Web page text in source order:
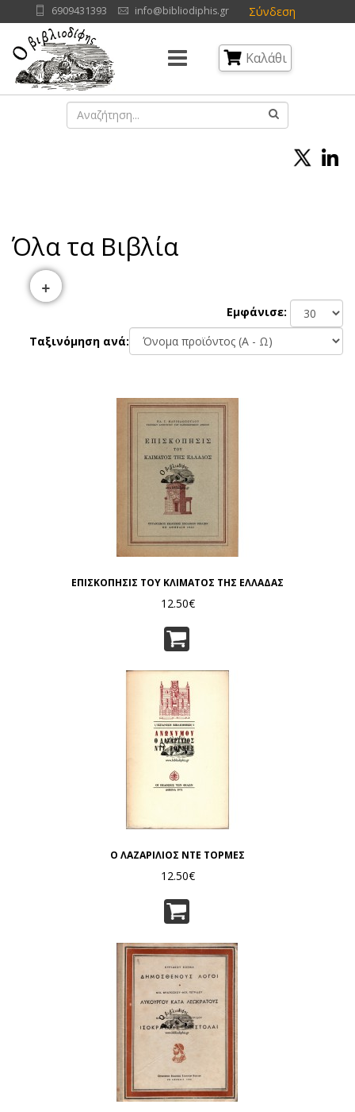
Σύνδεση
6909431393 info@bibliodiphis.gr
Καλάθι
Όλα τα Βιβλία
Εμφάνισε:
Ταξινόμηση ανά:
ΕΠΙΣΚΟΠΗΣΙΣ ΤΟΥ ΚΛΙΜΑΤΟΣ ΤΗΣ ΕΛΛΑΔΑΣ
12.50€
Ο ΛΑΖΑΡΙΛΙΟΣ ΝΤΕ ΤΟΡΜΕΣ
12.50€
+